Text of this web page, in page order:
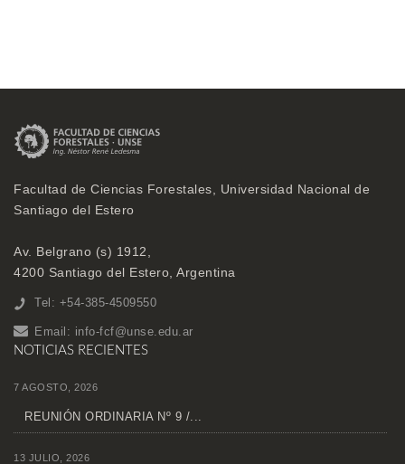
Facultad de Ciencias Forestales, Universidad Nacional de
Santiago del Estero
Av. Belgrano (s) 1912,
4200 Santiago del Estero, Argentina
Tel: +54-385-4509550
Email: info-fcf@unse.edu.ar
NOTICIAS RECIENTES
7 AGOSTO, 2026
REUNIÓN ORDINARIA Nº 9 /...
13 JULIO, 2026